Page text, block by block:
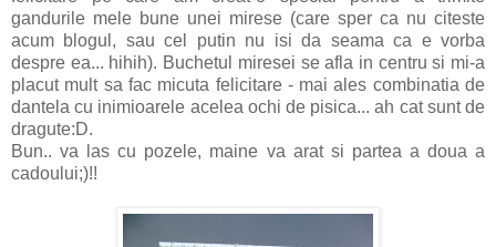
gandurile mele bune unei mirese (care sper ca nu citeste
acum blogul, sau cel putin nu isi da seama ca e vorba
despre ea... hihih). Buchetul miresei se afla in centru si mi-a
placut mult sa fac micuta felicitare - mai ales combinatia de
dantela cu inimioarele acelea ochi de pisica... ah cat sunt de
dragute:D.
Bun.. va las cu pozele, maine va arat si partea a doua a
cadoului;)!!